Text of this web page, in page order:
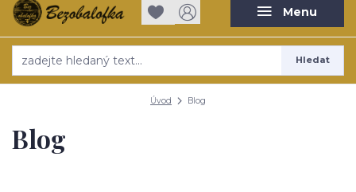
Menu
Hledat
Úvod Blog
Blog